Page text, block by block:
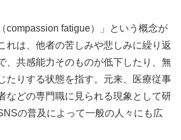
compassion fatigue）」という概念が
れは、他者の苦しみや悲しみに繰り返
、共感能力そのものが低下したり、無
たりする状態を指す。元来、医療従事
などの専門職に見られる現象として研
の普及によって一般の人々にも広